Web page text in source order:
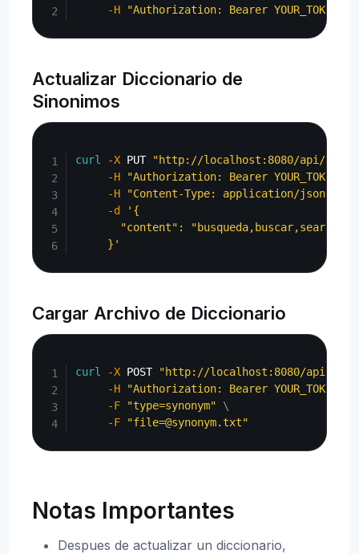
-H
"Authorization: Bearer YOUR_TOKEN"
Actualizar Diccionario de
Sinonimos
curl -X PUT "http://localhost:8080/api/
-H
"Authorization: Bearer YOUR_TOKEN"
-H
"Content-Type: application/json"
-d
'{
"content":
     }'
Cargar Archivo de Diccionario
curl -X POST "http://localhost:8080/api/
-H
"Authorization: Bearer YOUR_TOKEN"
-F
"type=synonym"
\
-F
"file=@synonym.txt"
Notas Importantes
Despues de actualizar un diccionario,